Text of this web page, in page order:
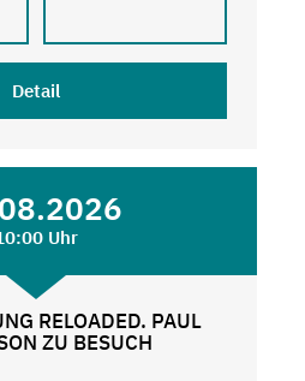
Detail
Uhr
RELOADED. PAUL
ZU BESUCH